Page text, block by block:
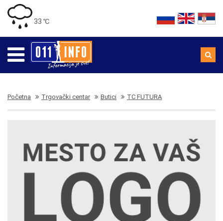
33 ℃
Početna Trgovački centar Butici TC FUTURA